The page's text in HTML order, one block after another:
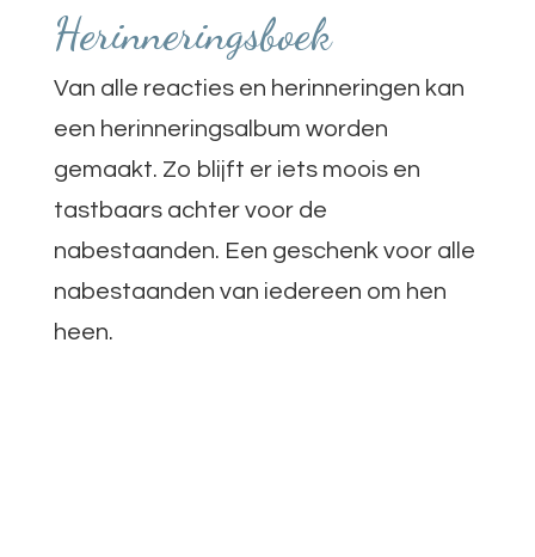
Herinneringsboek
Van alle reacties en herinneringen kan
een herinneringsalbum worden
gemaakt. Zo blijft er iets moois en
tastbaars achter voor de
nabestaanden. Een geschenk voor alle
nabestaanden van iedereen om hen
heen.